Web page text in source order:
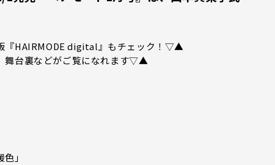
『HAIRMODE digital』もチェック！▽▲
舞台裏などがご覧になれます▽▲
」